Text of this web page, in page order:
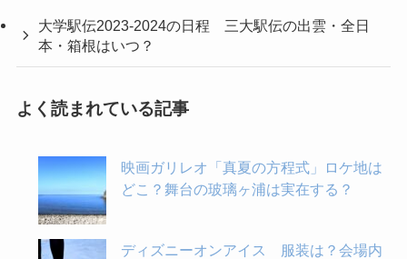
大学駅伝2023-2024の日程 三大駅伝の出雲・全日
本・箱根はいつ？
よく読まれている記事
映画ガリレオ「真夏の方程式」ロケ地は
どこ？舞台の玻璃ヶ浦は実在する？
ディズニーオンアイス 服装は？会場内